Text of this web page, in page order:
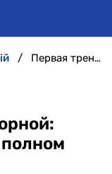
Первая тренировка сборной: команда занималась в полном составе